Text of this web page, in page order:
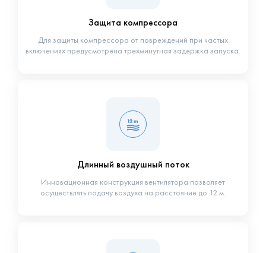
Защита компрессора
Для защиты компрессора от повреждений при частых
включениях предусмотрена трехминутная задержка запуска.
Длинный воздушный поток
Инновационная конструкция вентилятора позволяет
осуществлять подачу воздуха на расстояние до 12 м.